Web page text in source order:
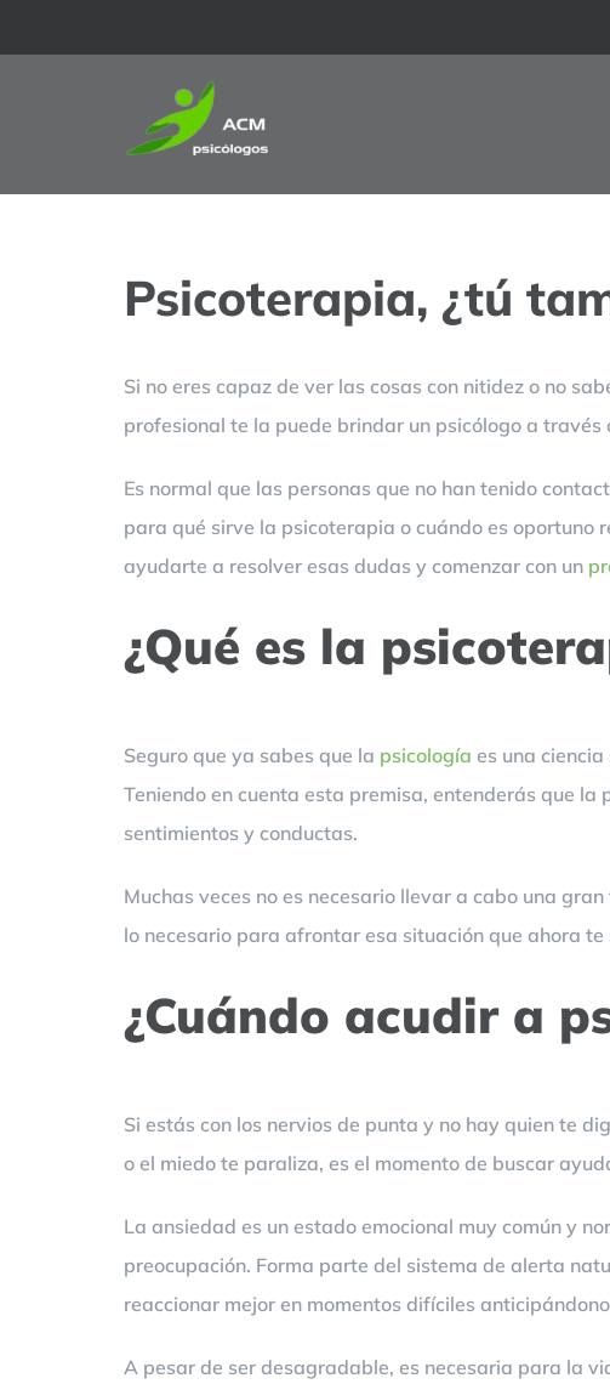
al
Psicoterapia, ¿tú
Si no eres capaz de ver las cosas con nitidez o no
profesional te la puede brindar un psicólogo a través
Es normal que las personas que no han tenido
para qué sirve la psicoterapia o cuándo es oportuno
ayudarte a resolver esas dudas y comenzar con un
¿Qué es la
Seguro que ya sabes que la psicología es una
Teniendo en cuenta esta premisa, entenderás que
sentimientos y conductas.
Muchas veces no es necesario llevar a cabo una
lo necesario para afrontar esa situación que ahora te
¿Cuándo acudir a
Si estás con los nervios de punta y no hay quien te
o el miedo te paraliza, es el momento de buscar
La ansiedad es un estado emocional muy común y
preocupación. Forma parte del sistema de alerta
reaccionar mejor en momentos difíciles
A pesar de ser desagradable, es necesaria para la